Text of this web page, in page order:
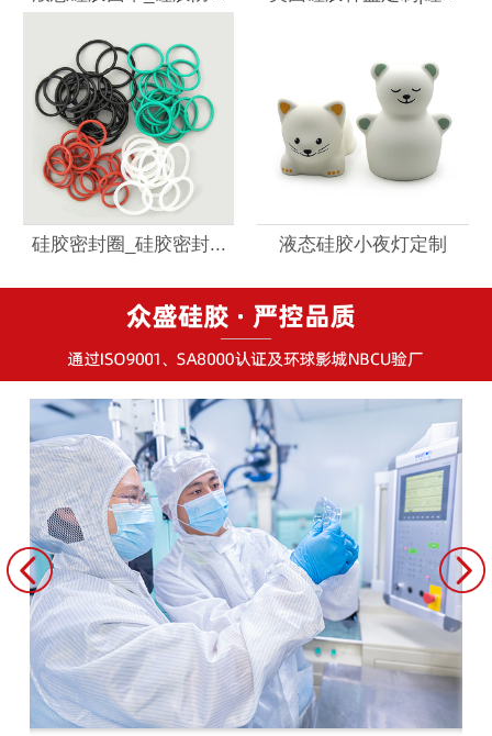
硅胶密封圈_硅胶密封... 液态硅胶小夜灯定制